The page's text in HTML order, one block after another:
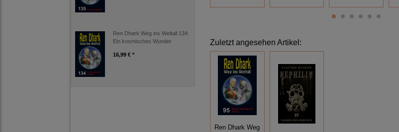
Ren Dhark Weg ins Weltall 134:
Ein kosmisches Wunder
16,99 € *
Zuletzt angesehen Artikel:
Ren Dhark Weg